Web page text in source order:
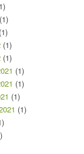
(1)
(1)
(1)
(1)
(1)
(1)
(1)
(1)